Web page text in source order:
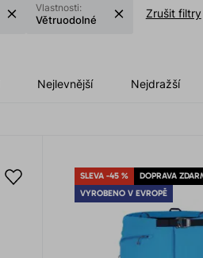
Vlastnosti:
Větruodolné Zrušit filtry
Nejlevnější Nejdražší
SLEVA -45 %
DOPRAVA
VYROBENO V EVROPĚ